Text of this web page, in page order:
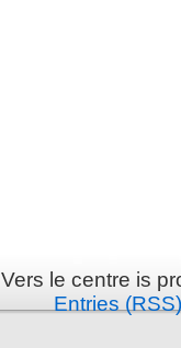
Vers le centre is
Entries (RSS)